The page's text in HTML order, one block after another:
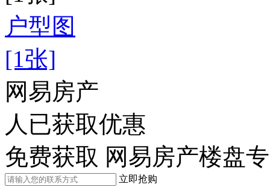
户型图
[1张]
网易房产
人已获取优惠
免费获取 网易房产楼盘
立即抢购